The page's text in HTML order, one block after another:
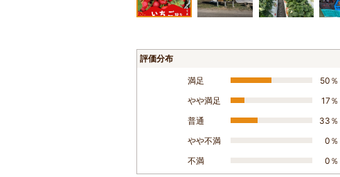
評価分布
満足
50％
やや満足
17％
普通
33％
やや不満
0％
不満
0％